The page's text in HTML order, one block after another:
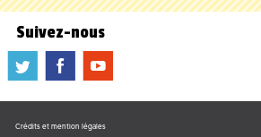
Suivez-nous
a b f
Crédits et mention légales